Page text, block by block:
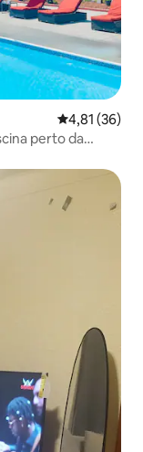
4,81 de uma
4,81 (36)
perto da